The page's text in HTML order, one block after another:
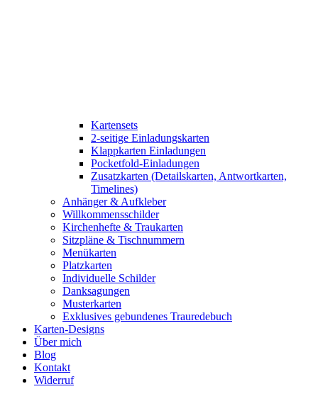
Kartensets
2-seitige Einladungskarten
Klappkarten Einladungen
Pocketfold-Einladungen
Zusatzkarten (Detailskarten, Antwortkarten,
Timelines)
Anhänger & Aufkleber
Willkommensschilder
Kirchenhefte & Traukarten
Sitzpläne & Tischnummern
Menükarten
Platzkarten
Individuelle Schilder
Danksagungen
Musterkarten
Exklusives gebundenes Trauredebuch
Karten-Designs
Über mich
Blog
Kontakt
Widerruf